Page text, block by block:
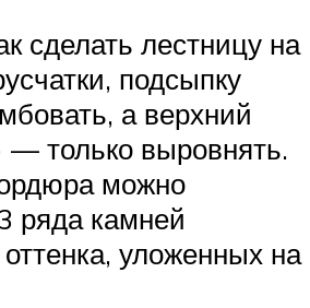
сделать лестницу на
подсыпку
а верхний
только выровнять.
можно
ряда камней
оттенка, уложенных на